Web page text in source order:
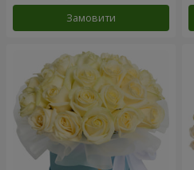
Замовити